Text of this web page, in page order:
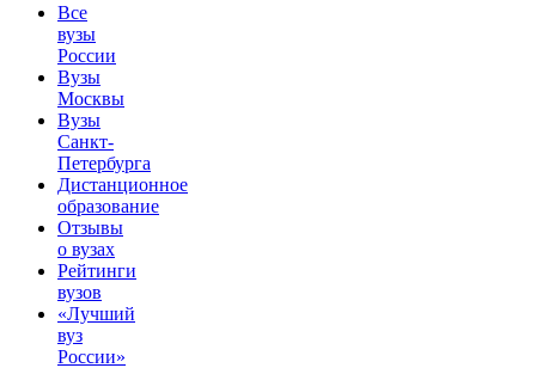
Все
вузы
России
Вузы
Москвы
Вузы
Санкт-
Петербурга
Дистанционное
образование
Отзывы
о вузах
Рейтинги
вузов
«Лучший
вуз
России»